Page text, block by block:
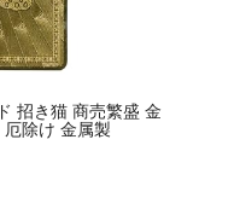
招き猫 商売繁盛 金
除け 金属製